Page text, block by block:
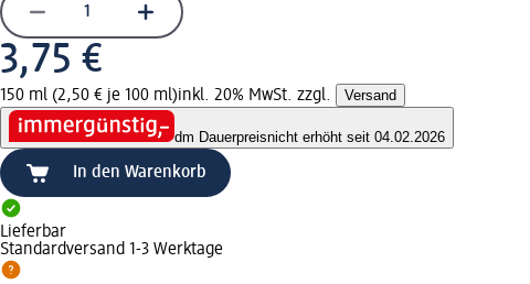
3,75 €
150 ml (2,50 € je 100 ml)inkl. 20% MwSt. zzgl. Versand
dm Dauerpreisnicht erhöht seit 04.02.2026
In den Warenkorb
Lieferbar
Standardversand 1-3 Werktage